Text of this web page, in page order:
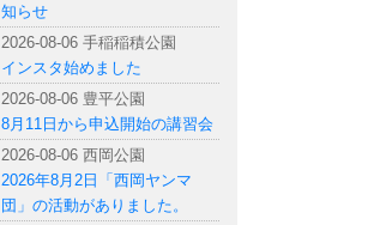
知らせ
2026-08-06 手稲稲積公園
インスタ始めました
2026-08-06 豊平公園
8月11日から申込開始の講習会
2026-08-06 西岡公園
2026年8月2日「西岡ヤンマ
団」の活動がありました。